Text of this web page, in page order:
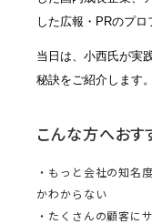
した広報・PRのプロ
当日は、小西氏が実
秘訣をご紹介します。
こんな方へおす
・もっと会社の知名
かわからない
・たくさんの顧客に